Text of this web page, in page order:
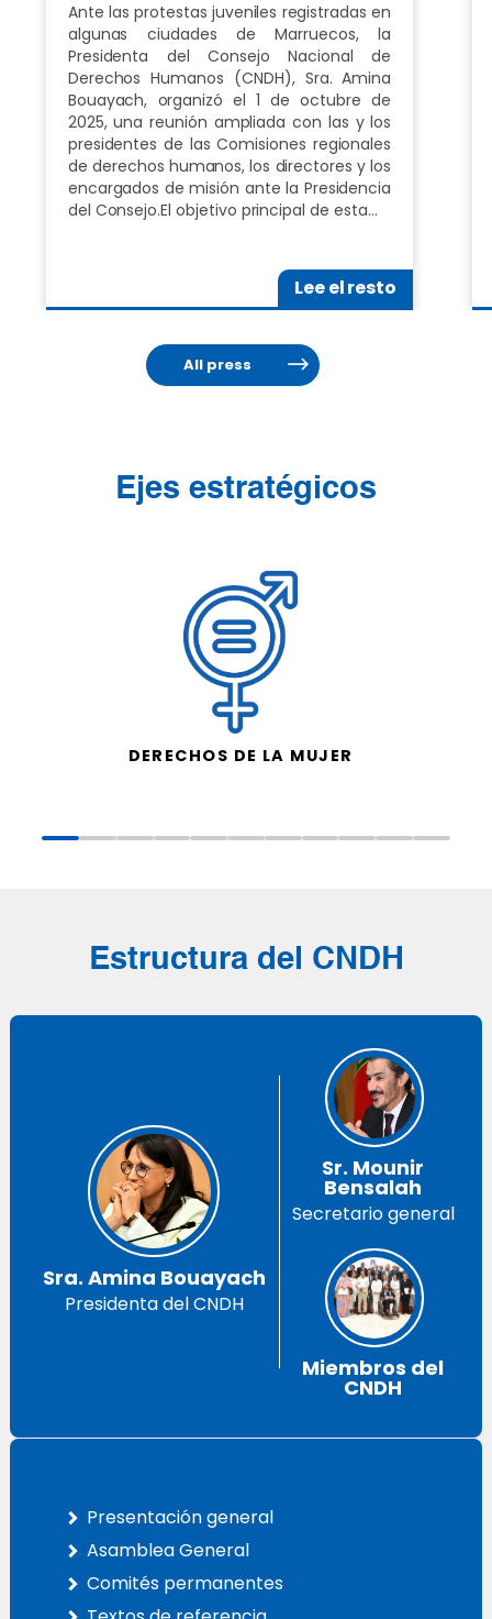
Ante las protestas juveniles registradas en
algunas ciudades de Marruecos, la
Presidenta del Consejo Nacional de
Derechos Humanos (CNDH), Sra. Amina
Bouayach, organizó el 1 de octubre de
2025, una reunión ampliada con las y los
presidentes de las Comisiones regionales
de derechos humanos, los directores y los
encargados de misión ante la Presidencia
del Consejo.El objetivo principal de esta…
Lee el resto
All press
Ejes estratégicos
DERECHOS DE LA MUJER
Estructura del CNDH
Sra. Amina Bouayach
Presidenta del CNDH
Sr. Mounir
Bensalah
Secretario general
Miembros del
CNDH
Presentación general
Asamblea General
Comités permanentes